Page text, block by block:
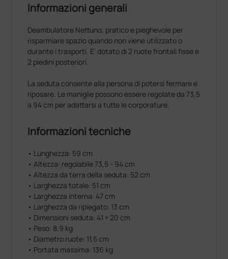
Informazioni generali
Deambulatore Nettuno, pratico e pieghevole per
risparmiare spazio quando non viene utilizzato o
durante i trasporti. E' dotato di 2 ruote frontali fisse e
2 piedini posteriori.
La seduta consente alla persona di potersi fermare e
riposare. Le maniglie possono essere regolate da 73,5
a 94 cm per adattarsi a tutte le corporature.
Informazioni tecniche
• Lunghezza: 59 cm
• Altezza: regolabile 73,5 - 94 cm
• Altezza da terra della seduta: 52 cm
• Larghezza totale: 51 cm
• Larghezza interna: 47 cm
• Larghezza da ripiegato: 13 cm
• Dimensioni seduta: 41 × 20 cm
• Peso: 8,9 kg
• Diametro ruote: 11,5 cm
• Portata massima: 136 kg